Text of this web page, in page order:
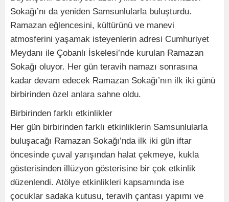
Sokağı’nı da yeniden Samsunlularla buluşturdu.
Ramazan eğlencesini, kültürünü ve manevi
atmosferini yaşamak isteyenlerin adresi Cumhuriyet
Meydanı ile Çobanlı İskelesi’nde kurulan Ramazan
Sokağı oluyor. Her gün teravih namazı sonrasına
kadar devam edecek Ramazan Sokağı’nın ilk iki günü
birbirinden özel anlara sahne oldu.
Birbirinden farklı etkinlikler
Her gün birbirinden farklı etkinliklerin Samsunlularla
buluşacağı Ramazan Sokağı’nda ilk iki gün iftar
öncesinde çuval yarışından halat çekmeye, kukla
gösterisinden illüzyon gösterisine bir çok etkinlik
düzenlendi. Atölye etkinlikleri kapsamında ise
çocuklar sadaka kutusu, teravih çantası yapımı ve